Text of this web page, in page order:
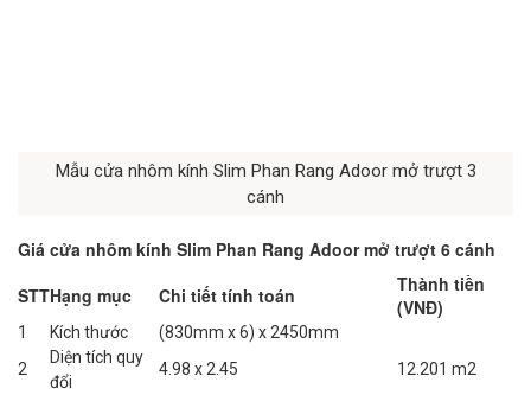
Mẫu cửa nhôm kính Slim Phan Rang Adoor mở trượt 3
cánh
Giá cửa nhôm kính Slim Phan Rang Adoor mở trượt 6 cánh
STTHạng mục Chi tiết tính toán
Thành tiền
(VNĐ)
1 Kích thước
(830mm x 6) x 2450mm
2
Diện tích quy
đổi
4.98 x 2.45
12.201 m2